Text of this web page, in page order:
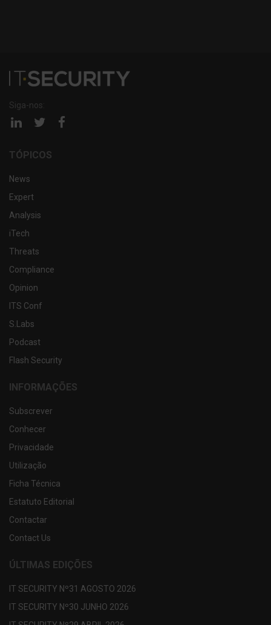
Siga-nos:
Página Página
TÓPICOS
News
Expert
Analysis
iTech
Threats
Compliance
Opinion
ITS Conf
S.Labs
Podcast
Flash Security
INFORMAÇÕES
Subscrever
Conhecer
Privacidade
Utilização
Ficha Técnica
Estatuto Editorial
Contactar
Contact Us
ÚLTIMAS EDIÇÕES
IT SECURITY Nº31 AGOSTO 2026
IT SECURITY Nº30 JUNHO 2026